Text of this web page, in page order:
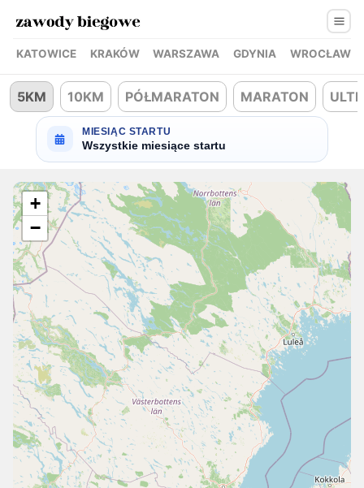
KATOWICE KRAKÓW WARSZAWA GDYNIA WROCŁAW
MIESIĄC STARTU
Wszystkie miesiące startu
5KM 10KM PÓŁMARATON MARATON
+
−